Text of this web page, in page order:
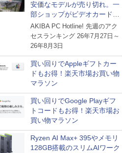
安価なモデルが売り切れ。一
部ショップがビデオカードの
購入制限を実施したニュース
が注目を集める
AKIBA PC Hotline! 先週のアク
セスランキング 26年7月27日～
26年8月3日
買い回りでAppleギフトカー
ドもお得！楽天市場お買い物
マラソン
買い回りでGoogle Playギフ
トコードもお得！楽天市場お
買い物マラソン
Ryzen AI Max+ 395やメモリ
128GB搭載のスリムAIワーク